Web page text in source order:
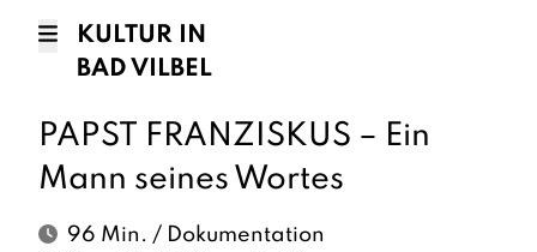
KULTUR IN
BAD VILBEL
PAPST FRANZISKUS – Ein
Mann seines Wortes
96 Min. / Dokumentation